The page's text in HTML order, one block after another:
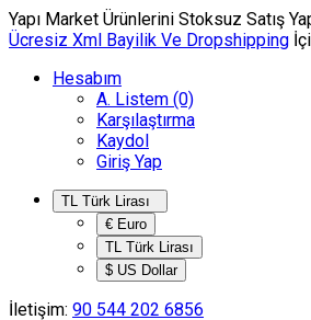
Yapı Market Ürünlerini Stoksuz Satış
Ücresiz Xml Bayilik Ve Dropshipping
Hesabım
A. Listem (0)
Karşılaştırma
Kaydol
Giriş Yap
€ Euro
TL Türk Lirası
$ US Dollar
İletişim: 90 544 202 6856